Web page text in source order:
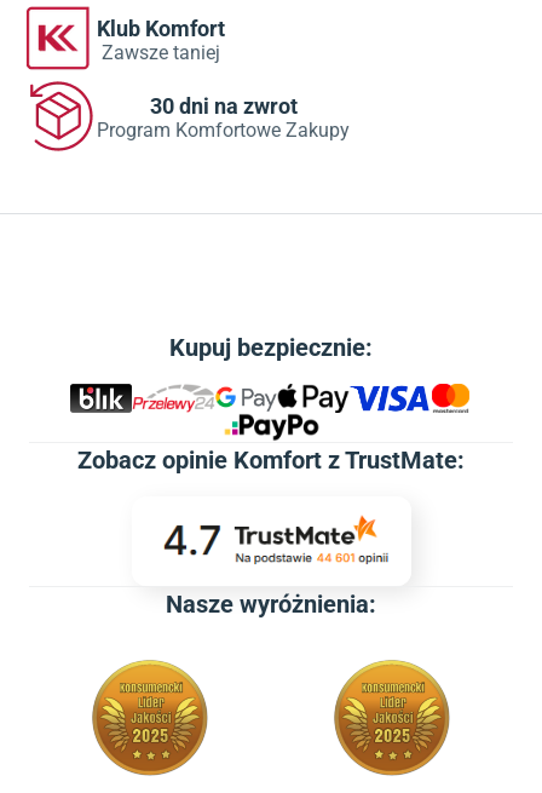
Klub Komfort
Zawsze taniej
30 dni na zwrot
Program Komfortowe Zakupy
Kupuj bezpiecznie:
Zobacz opinie Komfort z TrustMate:
Nasze wyróżnienia: